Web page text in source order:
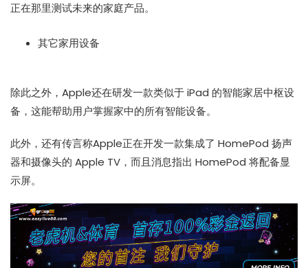
正在那里测试未来的家庭产品。
其它家用设备
除此之外，Apple还在研发一款类似于 iPad 的智能家居中枢设
备，这能帮助用户掌握家中的所有智能设备。
此外，还有传言称Apple正在开发一款集成了 HomePod 扬声
器和摄像头的 Apple TV，而且消息指出 HomePod 将配备显
示屏。